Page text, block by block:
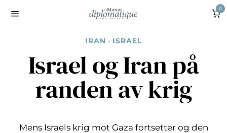
0
IRAN · ISRAEL
Israel og Iran på
randen av krig
Mens Israels krig mot Gaza fortsetter og den